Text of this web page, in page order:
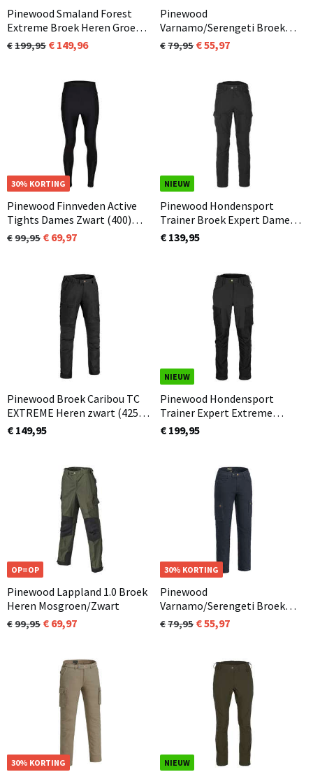
Pinewood Smaland Forest
Extreme Broek Heren Groen
(114)
199,95 149,96
Pinewood
Varnamo/Serengeti Broek
Heren Donker Antraciet (443)
79,95 55,97
NIEUW
30% KORTING
Pinewood Finnveden Active
Tights Dames Zwart (400)
(Canicross / Hardloop broek)
99,95 69,97
NIEUW
Pinewood Hondensport
Trainer Broek Expert Dames
Zwart (400)
€ 139,95
Pinewood Broek Caribou TC
EXTREME Heren zwart (425)
Normale en korte
lengtemaat beschikbaar
€ 149,95
NIEUW
Pinewood Hondensport
Trainer Expert Extreme
Broek Dames Zwart (400)
€ 199,95
OP=OP
Pinewood Lappland 1.0 Broek
Heren Mosgroen/Zwart
99,95 69,97
OP=OP
30% KORTING
Pinewood
Varnamo/Serengeti Broek
Dames Dark Navy (314)
79,95 55,97
OP=OP
30% KORTING NIEUW